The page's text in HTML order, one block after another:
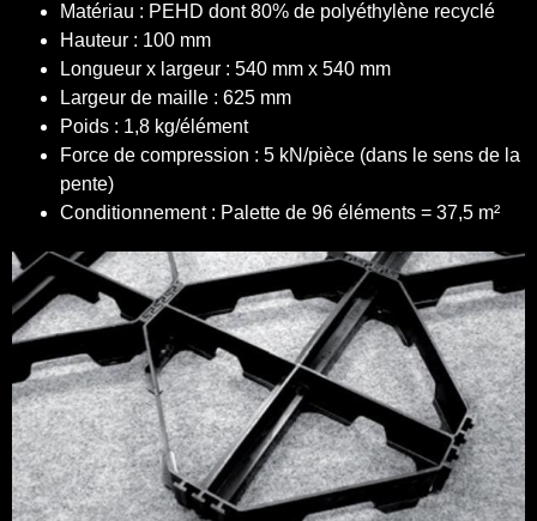
Matériau : PEHD dont 80% de polyéthylène recyclé
Hauteur : 100 mm
Longueur x largeur : 540 mm x 540 mm
Largeur de maille : 625 mm
Poids : 1,8 kg/élément
Force de compression : 5 kN/pièce (dans le sens de la
pente)
Conditionnement : Palette de 96 éléments = 37,5 m²